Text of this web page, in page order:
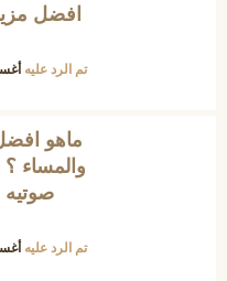
افضل
تم الرد عليه
ماهو
والمساء ؟
صوتيه
تم الرد عليه